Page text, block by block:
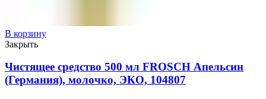
В корзину
Закрыть
Чистящее средство 500 мл FROSCH Апельсин
(Германия), молочко, ЭКО, 104807